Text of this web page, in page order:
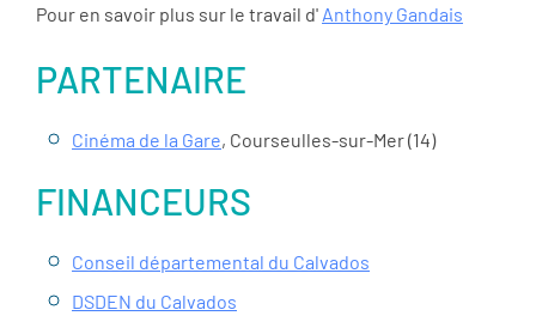
Pour en savoir plus sur le travail d' Anthony Gandais
PARTENAIRE
Cinéma de la Gare, Courseulles-sur-Mer (14)
FINANCEURS
Conseil départemental du Calvados
DSDEN du Calvados